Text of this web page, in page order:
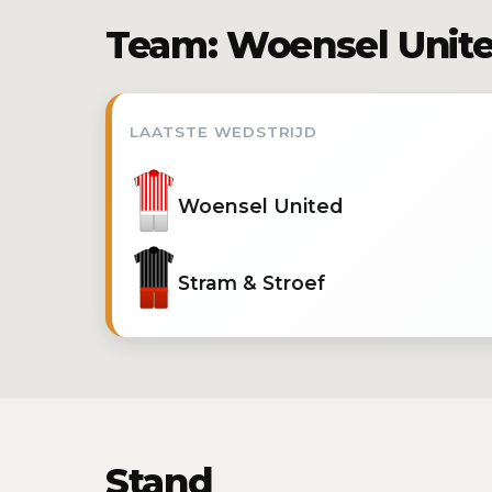
Team: Woensel
LAATSTE WEDSTRIJD
Woensel United
Stram & Stroef
Stand